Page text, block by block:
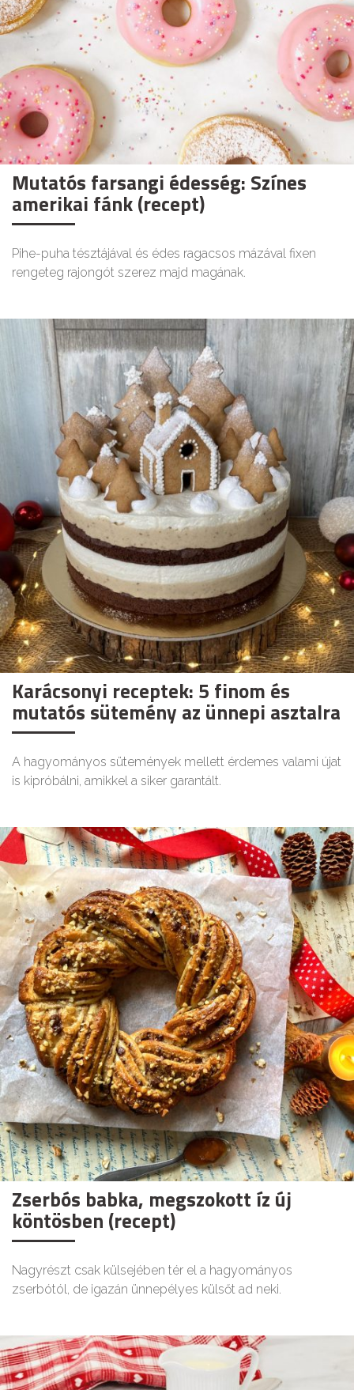
Mutatós farsangi édesség: Színes
amerikai fánk (recept)
Pihe-puha tésztájával és édes ragacsos mázával fixen
rengeteg rajongót szerez majd magának.
Karácsonyi receptek: 5 finom és
mutatós sütemény az ünnepi asztalra
A hagyományos sütemények mellett érdemes valami újat
is kipróbálni, amikkel a siker garantált.
Zserbós babka, megszokott íz új
köntösben (recept)
Nagyrészt csak külsejében tér el a hagyományos
zserbótól, de igazán ünnepélyes külsőt ad neki.